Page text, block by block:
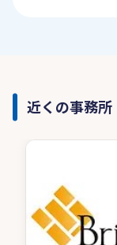
近くの事務所